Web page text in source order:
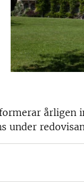
årligen
under